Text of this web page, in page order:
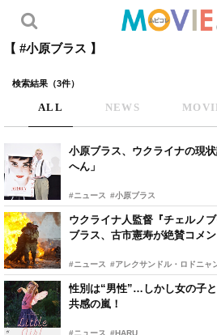
【 #小原ブラス 】
検索結果（3件）
ALL NEWS
小原ブラス、ウクライナの現
へん」
#ニュース #小原ブラス
ウクライナ人監督『チェルノ
ブラス、古市憲寿が絶賛コメン
#ニュース #アレクサンドル・ロドニャ
性別は“男性”…しかし女の子
共感の嵐！
#ニュース #HARU